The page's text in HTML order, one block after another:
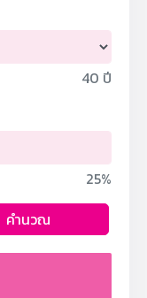
40 ปี
25%
คำนวณ